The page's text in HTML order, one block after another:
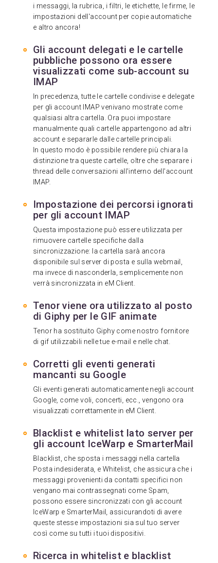
i messaggi, la rubrica, i filtri, le etichette, le firme, le
impostazioni dell'account per copie automatiche
e altro ancora!
Gli account delegati e le cartelle
pubbliche possono ora essere
visualizzati come sub-account su
IMAP
In precedenza, tutte le cartelle condivise e delegate
per gli account IMAP venivano mostrate come
qualsiasi altra cartella. Ora puoi impostare
manualmente quali cartelle appartengono ad altri
account e separarle dalle cartelle principali.
In questo modo è possibile rendere più chiara la
distinzione tra queste cartelle, oltre che separare i
thread delle conversazioni all'interno dell'account
IMAP.
Impostazione dei percorsi ignorati
per gli account IMAP
Questa impostazione può essere utilizzata per
rimuovere cartelle specifiche dalla
sincronizzazione: la cartella sarà ancora
disponibile sul server di posta e sulla webmail,
ma invece di nasconderla, semplicemente non
verrà sincronizzata in eM Client.
Tenor viene ora utilizzato al posto
di Giphy per le GIF animate
Tenor ha sostituito Giphy come nostro fornitore
di gif utilizzabili nelle tue e-mail e nelle chat.
Corretti gli eventi generati
mancanti su Google
Gli eventi generati automaticamente negli account
Google, come voli, concerti, ecc., vengono ora
visualizzati correttamente in eM Client.
Blacklist e whitelist lato server per
gli account IceWarp e SmarterMail
Blacklist, che sposta i messaggi nella cartella
Posta indesiderata, e Whitelist, che assicura che i
messaggi provenienti da contatti specifici non
vengano mai contrassegnati come Spam,
possono essere sincronizzati con gli account
IceWarp e SmarterMail, assicurandoti di avere
queste stesse impostazioni sia sul tuo server
così come su tutti i tuoi dispositivi.
Ricerca in whitelist e blacklist